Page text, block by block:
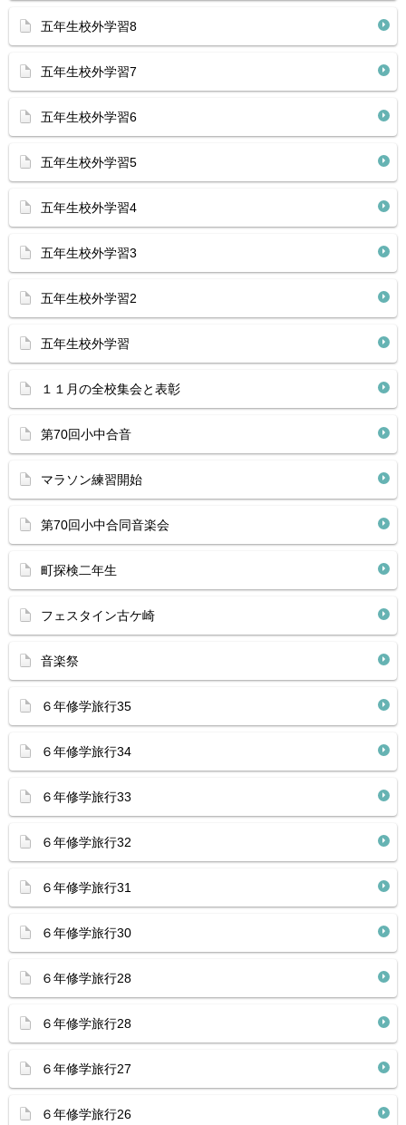
五年生校外学習8
五年生校外学習7
五年生校外学習6
五年生校外学習5
五年生校外学習4
五年生校外学習3
五年生校外学習2
五年生校外学習
１１月の全校集会と表彰
第70回小中合音
マラソン練習開始
第70回小中合同音楽会
町探検二年生
フェスタイン古ケ崎
音楽祭
６年修学旅行35
６年修学旅行34
６年修学旅行33
６年修学旅行32
６年修学旅行31
６年修学旅行30
６年修学旅行28
６年修学旅行28
６年修学旅行27
６年修学旅行26